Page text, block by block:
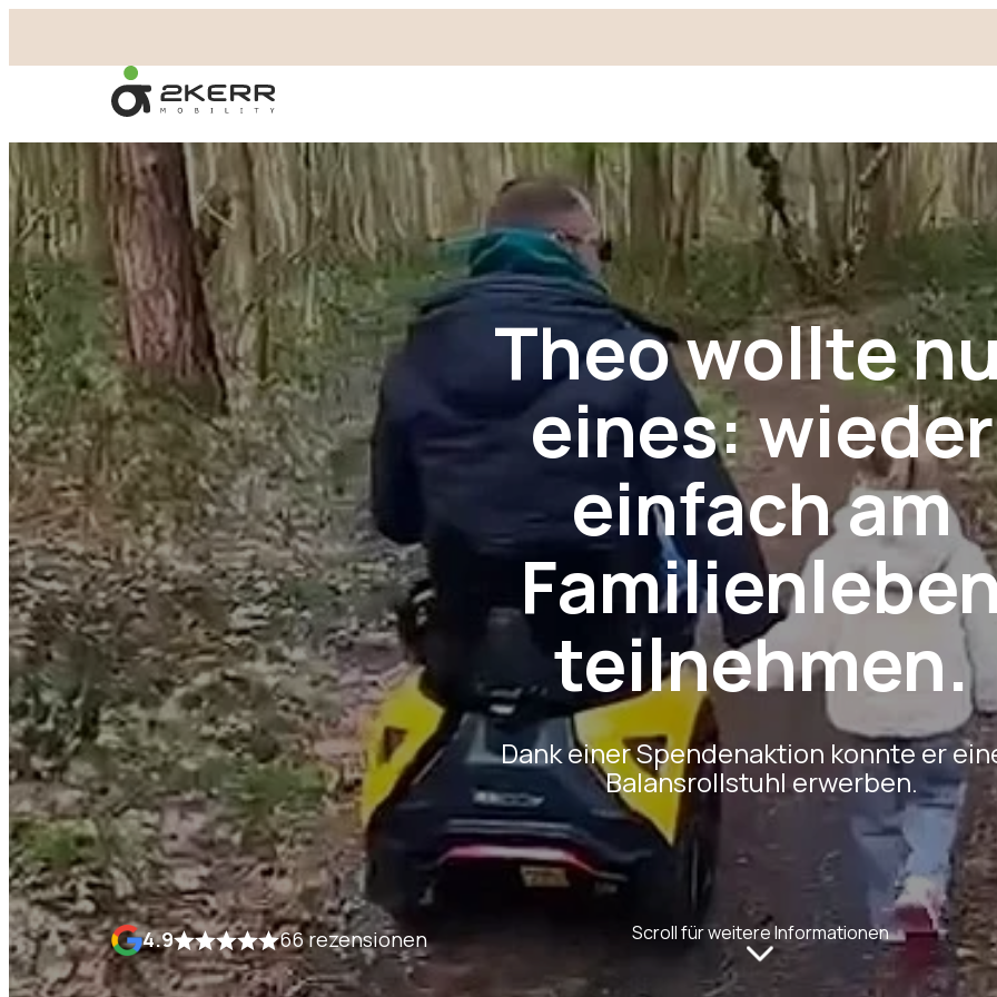
Theo wollte
eines: wieder
einfach am
teilnehmen.
Dank einer Spendenaktion konnte er
Balansrollstuhl erwerben.
4.9 66 rezensionen Scroll für weitere Informationen